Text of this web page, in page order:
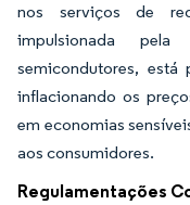
nos serviços de
impulsionada
semicondutores,
inflacionando os
em economias
aos consumidores.
Regulamentações